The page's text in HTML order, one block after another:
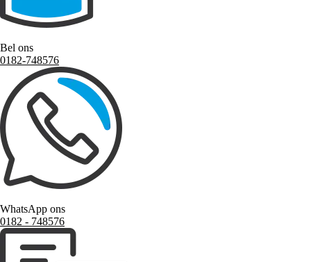
Bel ons
0182-748576
WhatsApp ons
0182 ‑ 748576